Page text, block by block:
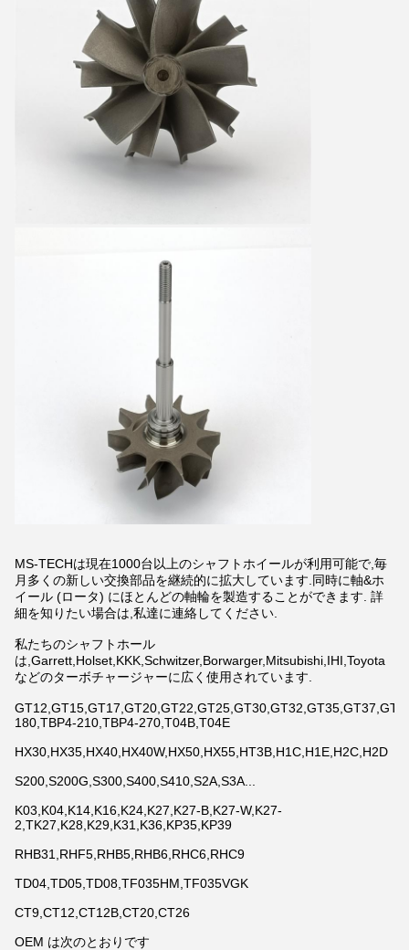
MS-TECHは現在1000台以上のシャフトホイールが利用可能で,毎
月多くの新しい交換部品を継続的に拡大しています.同時に軸&ホ
イール (ロータ) にほとんどの軸輪を製造することができます. 詳
細を知りたい場合は,私達に連絡してください.
私たちのシャフトホール
は,Garrett,Holset,KKK,Schwitzer,Borwarger,Mitsubishi,IHI,Toyota
などのターボチャージャーに広く使用されています.
180,TBP4-210,TBP4-270,T04B,T04E
HX30,HX35,HX40,HX40W,HX50,HX55,HT3B,H1C,H1E,H2C,H2D
S200,S200G,S300,S400,S410,S2A,S3A...
K03,K04,K14,K16,K24,K27,K27-B,K27-W,K27-
2,TK27,K28,K29,K31,K36,KP35,KP39
RHB31,RHF5,RHB5,RHB6,RHC6,RHC9
TD04,TD05,TD08,TF035HM,TF035VGK
CT9,CT12,CT12B,CT20,CT26
OEM は次のとおりです